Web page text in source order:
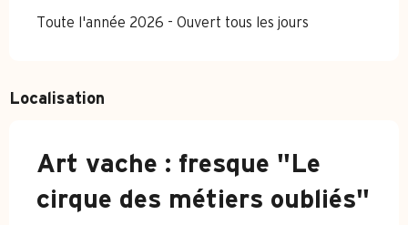
Toute l'année 2026 - Ouvert tous les jours
Localisation
Art vache : fresque "Le
cirque des métiers oubliés"